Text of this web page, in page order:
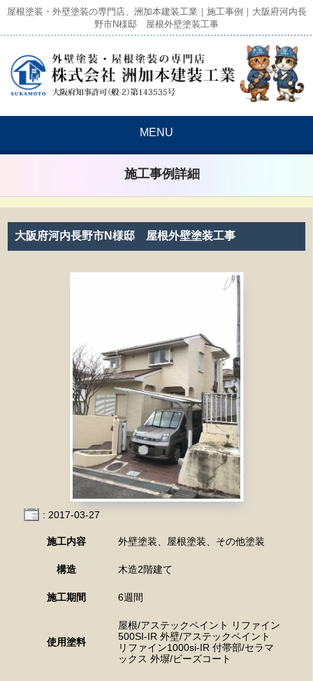
屋根塗装・外壁塗装の専門店、洲加本建装工業｜施工事例｜大阪府河内長
野市N様邸 屋根外壁塗装工事
MENU
施工事例詳細
大阪府河内長野市N様邸 屋根外壁塗装工事
: 2017-03-27
施工内容 外壁塗装、屋根塗装、その他塗装
構造 木造2階建て
施工期間 6週間
使用塗料
屋根/アステックペイント リファイン
500SI-IR 外壁/アステックペイント
リファイン1000si-IR 付帯部/セラマ
ックス 外塀/ビーズコート